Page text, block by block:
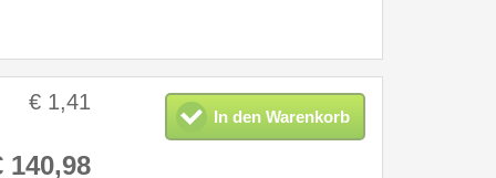
€ 1,41
140,98
In den Warenkorb